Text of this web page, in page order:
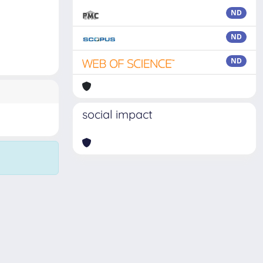
ND
ND
ND
social impact